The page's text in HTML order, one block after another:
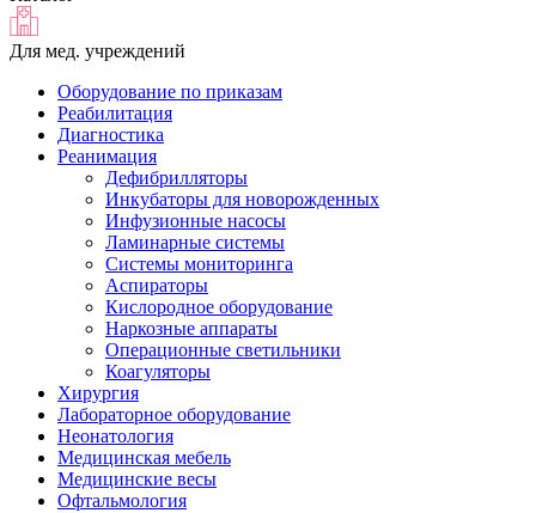
Для мед. учреждений
Оборудование по приказам
Реабилитация
Диагностика
Реанимация
Дефибрилляторы
Инкубаторы для новорожденных
Инфузионные насосы
Ламинарные системы
Системы мониторинга
Аспираторы
Кислородное оборудование
Наркозные аппараты
Операционные светильники
Коагуляторы
Хирургия
Лабораторное оборудование
Неонатология
Медицинская мебель
Медицинские весы
Офтальмология